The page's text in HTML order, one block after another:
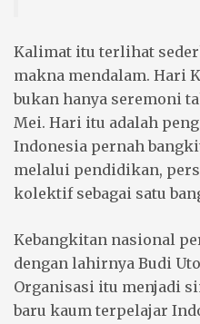
Kalimat itu terlihat
makna mendalam. Hari
bukan hanya seremoni
Mei. Hari itu adalah
Indonesia pernah
melalui pendidikan,
kolektif sebagai satu
Kebangkitan nasional
dengan lahirnya Budi
Organisasi itu menjadi
baru kaum terpelajar